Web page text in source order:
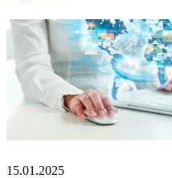
15.01.2025